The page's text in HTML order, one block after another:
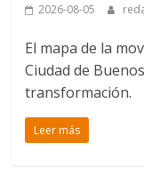
2026-08-05
El mapa de la
Ciudad de
transformación.
Leer más